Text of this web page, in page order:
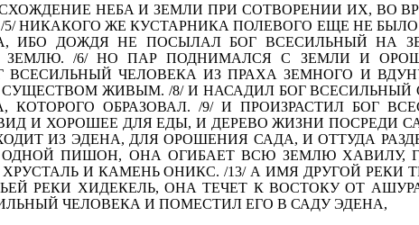
НЕБА И ЗЕМЛИ ПРИ СОТ­ВОРЕНИИ ИХ, ВО
5/ НИКАКОГО ЖЕ КУСТАРНИКА ПОЛЕВОГО ЕЩЕ НЕ
ИБО ДОЖДЯ НЕ ПОСЫ­ЛАЛ БОГ ВСЕСИЛЬНЫЙ НА
ЗЕМЛЮ. /6/ НО ПАР ПОДНИМАЛСЯ С ЗЕМЛИ И
ВСЕСИЛЬНЫЙ ЧЕЛОВЕКА ИЗ ПРАХА ЗЕМНОГО И
СУЩЕСТВОМ ЖИВЫМ. /8/ И НАСАДИЛ БОГ
КОТОРОГО ОБРАЗОВАЛ. /9/ И ПРОИЗРАСТИЛ БОГ
И ХОРОШЕЕ ДЛЯ ЕДЫ, И ДЕРЕВО ЖИЗНИ ПОСРЕДИ
ИЗ ЭДЕНА, ДЛЯ ОРОШЕНИЯ САДА, И ОТТУДА
ОДНОЙ ПИШОН, ОНА ОГИБАЕТ ВСЮ ЗЕМЛЮ ХАВИЛУ,
И КА­МЕНЬ ОНИКС. /13/ А ИМЯ ДРУГОЙ
РЕКИ ХИДЕКЕЛЬ, ОНА ТЕЧЕТ К ВОСТОКУ ОТ
ЧЕЛОВЕКА И ПОМЕСТИЛ ЕГО В САДУ ЭДЕНА,